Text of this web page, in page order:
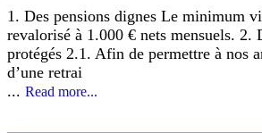
1. Des pensions dignes Le minimum
revalorisé à 1.000 € nets mensuels. 2.
protégés 2.1. Afin de permettre à nos
d’une retrai
... Read more...